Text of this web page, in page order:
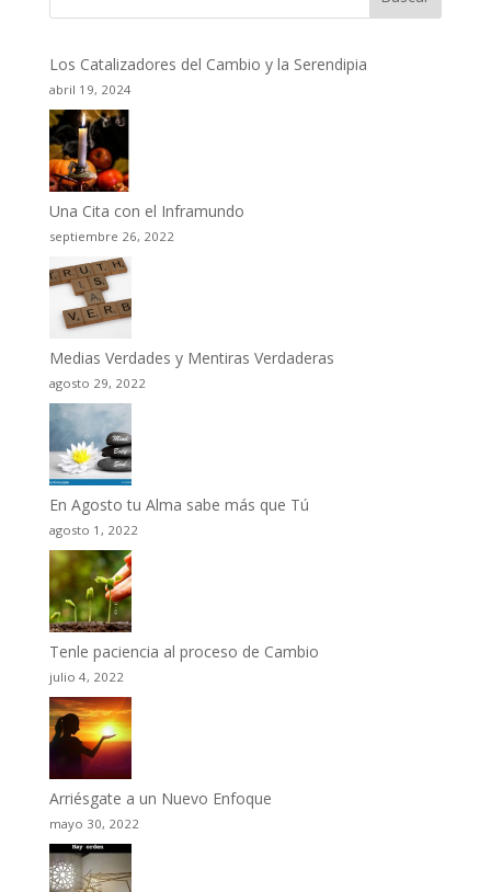
Los Catalizadores del Cambio y la Serendipia
abril 19, 2024
Una Cita con el Inframundo
septiembre 26, 2022
Medias Verdades y Mentiras Verdaderas
agosto 29, 2022
En Agosto tu Alma sabe más que Tú
agosto 1, 2022
Tenle paciencia al proceso de Cambio
julio 4, 2022
Arriésgate a un Nuevo Enfoque
mayo 30, 2022